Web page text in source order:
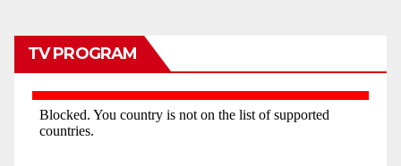
TV PROGRAM